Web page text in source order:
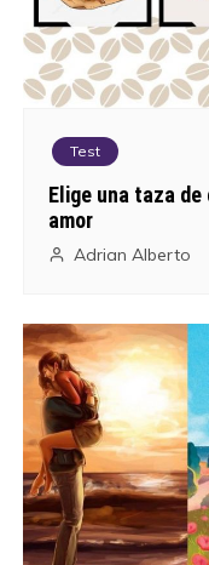
Test
Elige una taza
amor
Adrian Alberto